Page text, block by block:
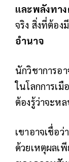
และพลังทา
จริง สิ่งที่ต้อง
อำนาจ
นักวิชาการอ
ในโลกการเ
ต้องรู้ว่าจะห
เขาอาจเชื่อ
ด้วยเหตุผลเ